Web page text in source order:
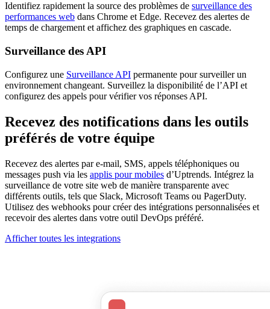
Identifiez rapidement la source des problèmes de surveillance des
performances web dans Chrome et Edge. Recevez des alertes de
temps de chargement et affichez des graphiques en cascade.
Surveillance des API
Configurez une Surveillance API permanente pour surveiller un
environnement changeant. Surveillez la disponibilité de l’API et
configurez des appels pour vérifier vos réponses API.
Recevez des notifications dans les outils
préférés de votre équipe
Recevez des alertes par e-mail, SMS, appels téléphoniques ou
messages push via les applis pour mobiles d’Uptrends. Intégrez la
surveillance de votre site web de manière transparente avec
différents outils, tels que Slack, Microsoft Teams ou PagerDuty.
Utilisez des webhooks pour créer des intégrations personnalisées et
recevoir des alertes dans votre outil DevOps préféré.
Afficher toutes les integrations